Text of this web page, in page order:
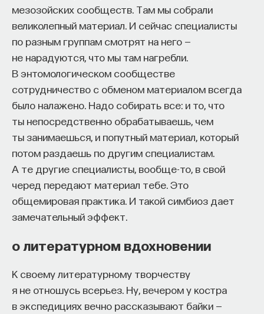
мезозойских сообществ. Там мы собрали
великолепный материал. И сейчас специалисты
по разным группам смотрят на него —
не нарадуются, что мы там нагребли.
В энтомологическом сообществе
сотрудничество с обменом материалом всегда
было налажено. Надо собирать все: и то, что
ты непосредственно обрабатываешь, чем
ты занимаешься, и попутный материал, который
потом раздаешь по другим специалистам.
А те другие специалисты, вообще-то, в свой
черед передают материал тебе. Это
общемировая практика. И такой симбиоз дает
замечательный эффект.
о литературном вдохновении
К своему литературному творчеству
я не отношусь всерьез. Ну, вечером у костра
в экспедициях вечно рассказывают байки —